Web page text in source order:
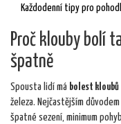
Každodenní tipy pro
Proč klouby bolí
špatně
Spousta lidí má bolest kloubů
železa. Nejčastějším
špatné sezení, minimum